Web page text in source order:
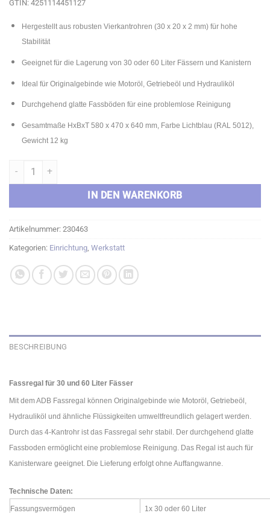
GTIN: 4251114451127
Hergestellt aus robusten Vierkantrohren (30 x 20 x 2 mm) für hohe
Stabilität
Geeignet für die Lagerung von 30 oder 60 Liter Fässern und Kanistern
Ideal für Originalgebinde wie Motoröl, Getriebeöl und Hydrauliköl
Durchgehend glatte Fassböden für eine problemlose Reinigung
Gesamtmaße HxBxT 580 x 470 x 640 mm, Farbe Lichtblau (RAL 5012),
Gewicht 12 kg
ADB Fassregal für 30 oder 60 Liter Fässer, Lichtblau RAL 5012
IN DEN WARENKORB
Artikelnummer: 230463
Kategorien: Einrichtung, Werkstatt
BESCHREIBUNG
Fassregal für 30 und 60 Liter Fässer
Mit dem ADB Fassregal können Originalgebinde wie Motoröl, Getriebeöl,
Hydrauliköl und ähnliche Flüssigkeiten umweltfreundlich gelagert werden.
Durch das 4-Kantrohr ist das Fassregal sehr stabil. Der durchgehend glatte
Fassboden ermöglicht eine problemlose Reinigung. Das Regal ist auch für
Kanisterware geeignet. Die Lieferung erfolgt ohne Auffangwanne.
Technische Daten:
Fassungsvermögen 1x 30 oder 60 Liter